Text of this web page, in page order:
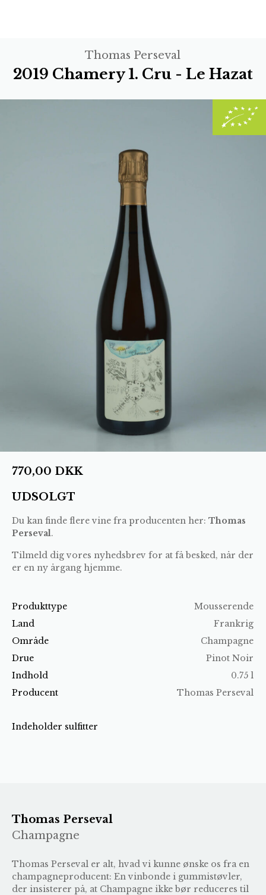
Thomas Perseval
2019 Chamery 1. Cru - Le Hazat
Produkttype
Mousserende
Land
Frankrig
Område
Champagne
Drue
Pinot Noir
Indhold
0.75 l
Producent
Thomas Perseval
Indeholder sulfitter
770,00 DKK
UDSOLGT
Du kan finde flere vine fra producenten her: Thomas
Perseval .
Tilmeld dig vores nyhedsbrev for at få besked, når der
er en ny årgang hjemme.
Thomas Perseval
Champagne
Thomas Perseval er alt, hvad vi kunne ønske os fra en
champagneproducent: En vinbonde i gummistøvler,
der insisterer på, at Champagne ikke bør reduceres til